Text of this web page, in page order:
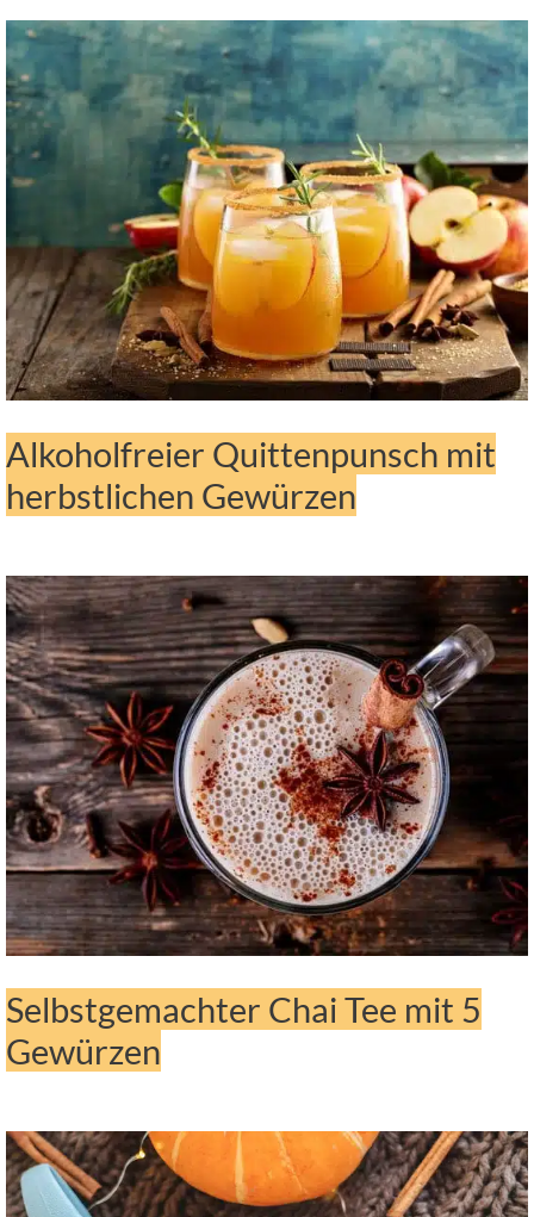
Alkoholfreier Quittenpunsch mit
herbstlichen Gewürzen
Selbstgemachter Chai Tee mit 5
Gewürzen